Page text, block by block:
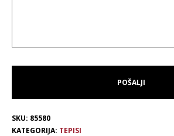
SKU: 85580
KATEGORIJA: TEPISI